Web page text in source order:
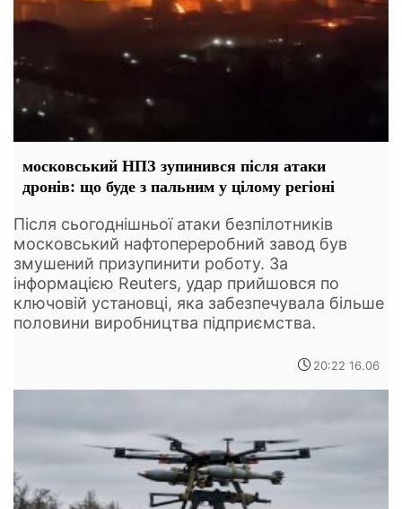
московський НПЗ зупинився після атаки
дронів: що буде з пальним у цілому регіоні
Після сьогоднішньої атаки безпілотників
московський нафтопереробний завод був
змушений призупинити роботу. За
інформацією Reuters, удар прийшовся по
ключовій установці, яка забезпечувала більше
половини виробництва підприємства.
20:22 16.06